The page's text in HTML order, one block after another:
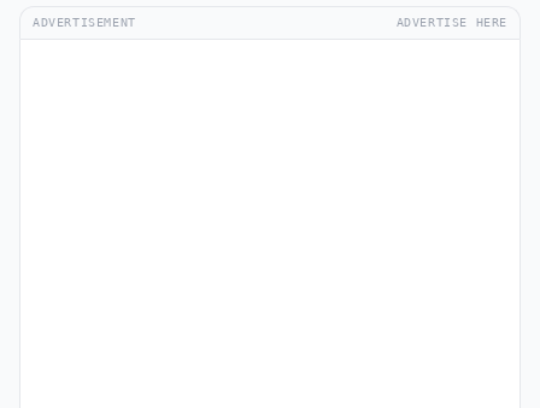
ADVERTISEMENT ADVERTISE HERE